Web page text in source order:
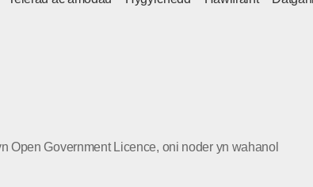
Open Government Licence, oni noder yn wahanol